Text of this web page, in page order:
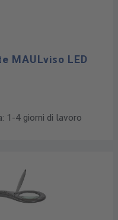
MAULviso LED
1-4 giorni di lavoro